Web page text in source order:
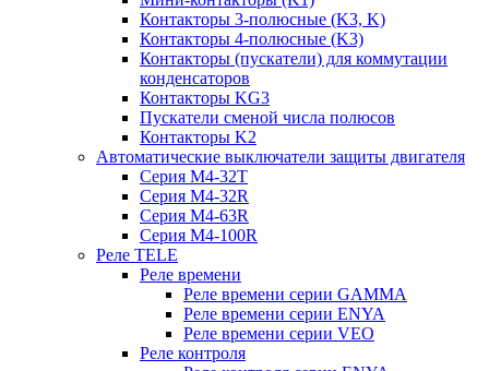
Контакторы 3-полюсные (K3, K)
Контакторы 4-полюсные (K3)
Контакторы (пускатели) для коммутации
конденсаторов
Контакторы KG3
Пускатели сменой числа полюсов
Контакторы K2
Автоматические выключатели защиты двигателя
Серия M4-32T
Серия M4-32R
Серия M4-63R
Серия M4-100R
Реле TELE
Реле времени
Реле времени серии GAMMA
Реле времени серии ENYA
Реле времени серии VEO
Реле контроля